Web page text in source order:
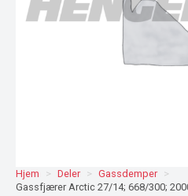
Hjem Deler
Gassdemper
Gassfjærer Arctic 27/14; 668/300;